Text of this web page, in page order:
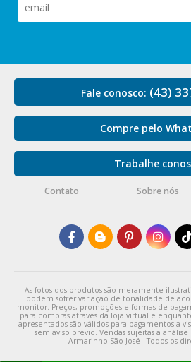
Fale conosco: (43)
Compre pelo
Trabalhe
Contato Sobre nós
As fotos dos produtos são meramente
podem sofrer variação de tonalidade de
monitor. Preços, promoções e formas de
para compras através da loja virtual e
apresentados são válidos para pagamentos a
sem aviso prévio. Vendas sujeitas a
Armarinho São José - Todos os